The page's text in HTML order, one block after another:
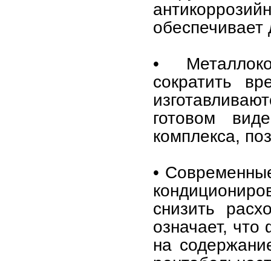
обеспечивает
•
сократить
готовом
комплекса,
•
снизить
означает,
на